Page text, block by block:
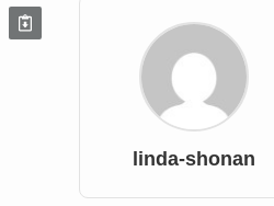
linda-shonan